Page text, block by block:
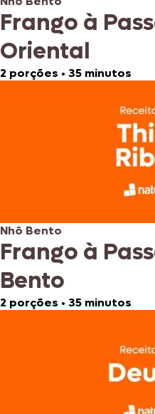
Frango à
Oriental
2 porções • 35 minutos
Nhô Bento
Frango à
Bento
2 porções • 35 minutos